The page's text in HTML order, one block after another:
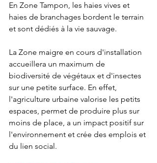
En Zone Tampon, les haies vives et
haies de branchages bordent le terrain
et sont dédiés à la vie sauvage.
La Zone maigre en cours d'installation
accueillera un maximum de
biodiversité de végétaux et d'insectes
sur une petite surface. En effet,
l'agriculture urbaine valorise les petits
espaces, permet de produire plus sur
moins de place, a un impact positif sur
l'environnement et crée des emplois et
du lien social.